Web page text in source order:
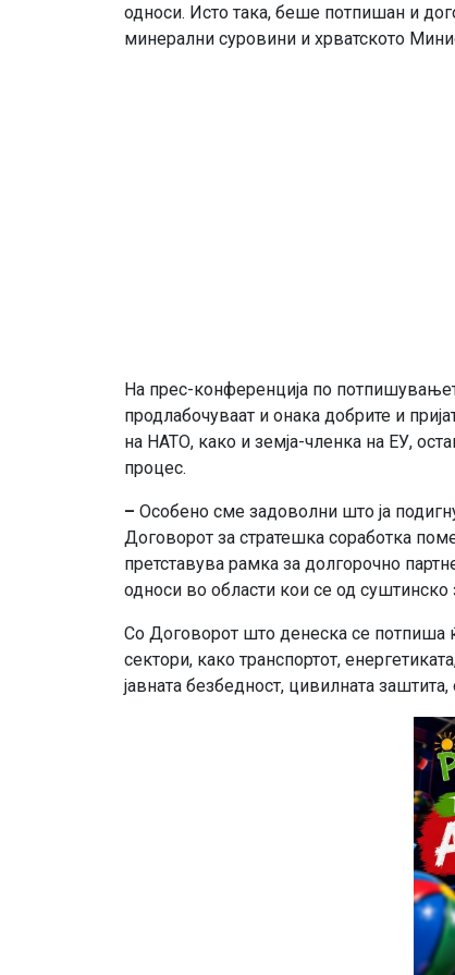
односи. Исто така, беше потпишан и
минерални суровини и хрватското
На прес-конференција по
продлабочуваат и онака добрите и
на НАТО, како и земја-членка на ЕУ,
процес.
– Особено сме задоволни што ја
Договорот за стратешка соработка
претставува рамка за долгорочно
односи во области кои се од
Со Договорот што денеска се потпиша
сектори, како транспортот,
јавната безбедност, цивилната